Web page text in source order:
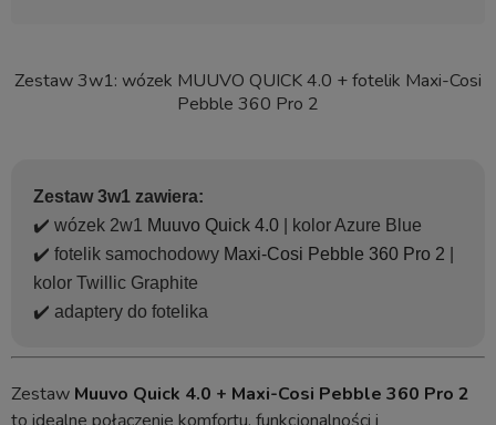
Zestaw 3w1: wózek MUUVO QUICK 4.0 + fotelik Maxi-Cosi
Pebble 360 Pro 2
Zestaw 3w1 zawiera:
✔️ wózek 2w1
Muuvo Quick 4.0 | kolor Azure Blue
✔️ fotelik samochodowy Maxi-Cosi Pebble 360 Pro 2
kolor Twillic Graphite
✔️ adaptery do fotelika
Zestaw Muuvo Quick 4.0 + Maxi-Cosi Pebble 360 Pro 2